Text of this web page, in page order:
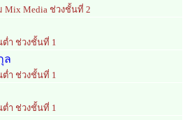
Media ช่วงชั้นที่ 2
ำ ช่วงชั้นที่ 1
ล
ำ ช่วงชั้นที่ 1
ำ ช่วงชั้นที่ 1